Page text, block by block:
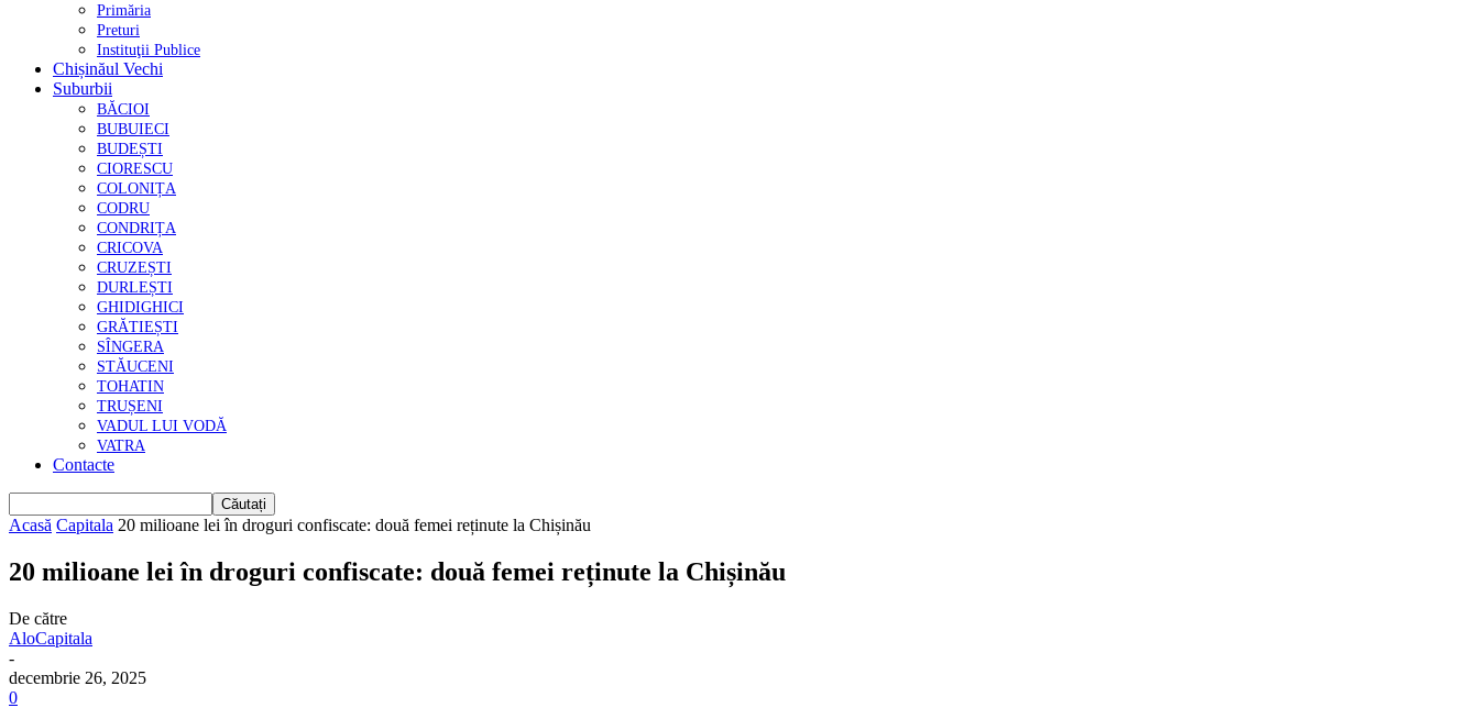
Primăria
Preturi
Instituţii Publice
Chișinăul Vechi
Suburbii
BĂCIOI
BUBUIECI
BUDEȘTI
CIORESCU
COLONIȚA
CODRU
CONDRIȚA
CRICOVA
CRUZEȘTI
DURLEȘTI
GHIDIGHICI
GRĂTIEȘTI
SÎNGERA
STĂUCENI
TOHATIN
TRUȘENI
VADUL LUI VODĂ
VATRA
Contacte
Acasă Capitala 20 milioane lei în droguri confiscate: două femei reținute la Chișinău
20 milioane lei în droguri confiscate: două femei reținute la Chișinău
De către
AloCapitala
-
decembrie 26, 2025
0